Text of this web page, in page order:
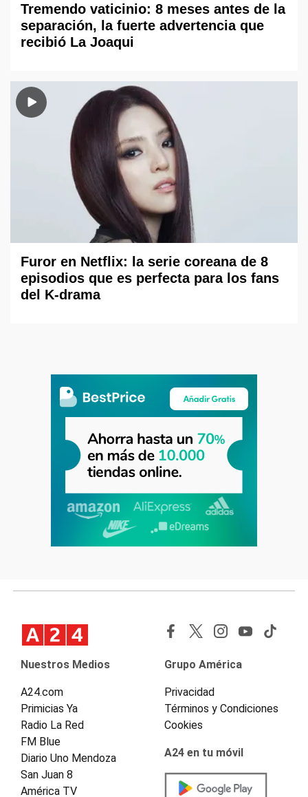
Tremendo vaticinio: 8 meses antes de la
separación, la fuerte advertencia que
recibió La Joaqui
Furor en Netflix: la serie coreana de 8
episodios que es perfecta para los fans
del K-drama
Nuestros Medios
A24.com
Primicias Ya
Radio La Red
FM Blue
Diario Uno Mendoza
San Juan 8
América TV
Grupo América
Privacidad
Términos y Condiciones
Cookies
A24 en tu móvil